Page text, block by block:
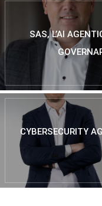
SAS, L’AI
CYBERSECURITY